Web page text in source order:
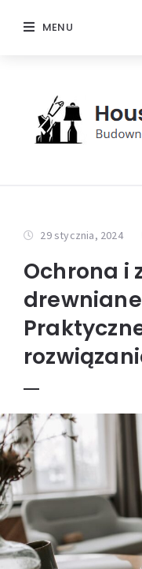
MENU
29 stycznia, 2024
Ochrona i